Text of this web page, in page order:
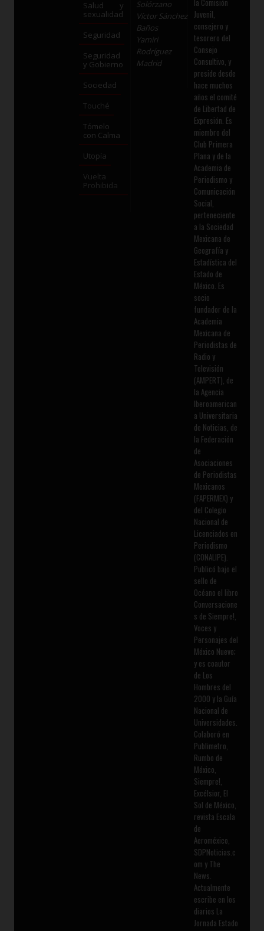
Salud y
sexualidad
Seguridad
Seguridad
y Gobierno
Sociedad
Touché
Tómelo
con Calma
Utopía
Vuelta
Prohibida
Solórzano
Víctor Sánchez
Baños
Yamiri
Rodríguez
Madrid
Juvenil,
consejero y
tesorero del
Consejo
Consultivo, y
preside desde
hace muchos
años el comité
de Libertad de
Expresión. Es
miembro del
Club Primera
Plana y de la
Academia de
Periodismo y
Comunicación
Social,
perteneciente
a la Sociedad
Mexicana de
Geografía y
Estadística del
Estado de
México. Es
socio
fundador de la
Academia
Mexicana de
Periodistas de
Radio y
Televisión
(AMPERT), de
la Agencia
Iberoamerican
a Universitaria
de Noticias, de
la Federación
de
Asociaciones
de Periodistas
Mexicanos
(FAPERMEX) y
del Colegio
Nacional de
Licenciados en
Periodismo
(CONALIPE).
Publicó bajo el
sello de
Océano el libro
Conversacione
s de Siempre!,
Voces y
Personajes del
México Nuevo;
y es coautor
de Los
Hombres del
2000 y la Guía
Nacional de
Universidades.
Colaboró en
Publimetro,
Rumbo de
México,
Siempre!,
Excélsior, El
Sol de México,
revista Escala
de
Aeroméxico,
SDPNoticias.c
om y The
News.
Actualmente
escribe en los
diarios La
Jornada Estado